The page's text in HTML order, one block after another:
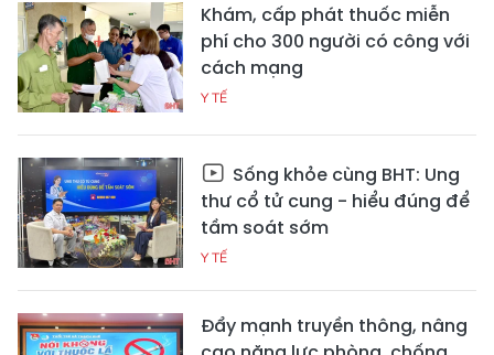
Khám, cấp phát thuốc miễn
phí cho 300 người có công với
cách mạng
Y TẾ
Sống khỏe cùng BHT: Ung
thư cổ tử cung - hiểu đúng để
tầm soát sớm
Y TẾ
Đẩy mạnh truyền thông, nâng